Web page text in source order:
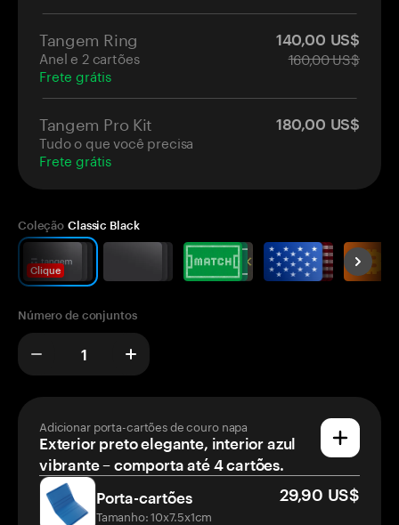
Tangem Ring
Anel e 2 cartões
Frete grátis
140,00 US$
160,00 US$
Tangem Pro Kit
Tudo o que você precisa
Frete grátis
180,00 US$
Coleção Classic Black
Clique
Número de conjuntos
Adicionar porta-cartões de couro napa
Exterior preto elegante, interior azul
vibrante – comporta até 4 cartões.
Porta-cartões
Tamanho: 10x7.5x1cm
29,90 US$